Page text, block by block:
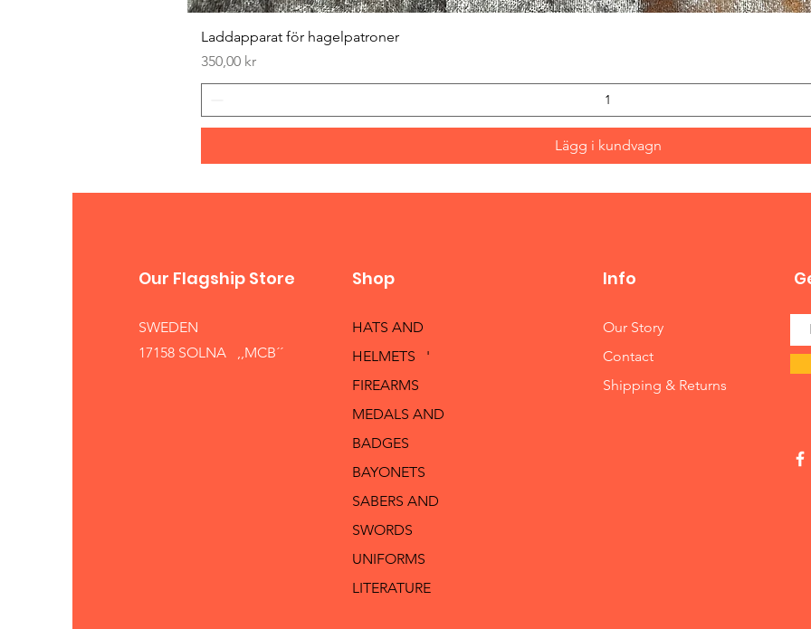
Laddapparat för hagelpatroner
Pris
350,00 kr
Lägg i kundvagn
Our Flagship Store
SWEDEN
17158 SOLNA ,,MCB´´
Shop
HATS AND
HELMETS '
FIREARMS
MEDALS AND
BADGES
BAYONETS
SABERS AND
SWORDS
UNIFORMS
LITERATURE
Info
Our Story
Contact
Shipping & Returns